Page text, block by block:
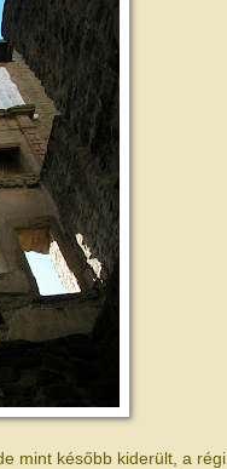
mint később kiderült, a régi